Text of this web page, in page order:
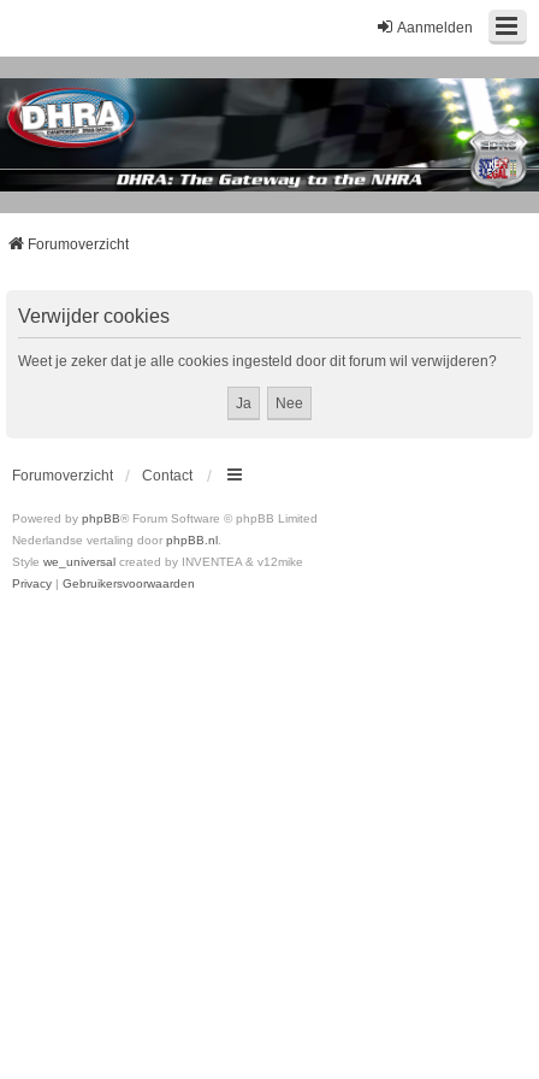
Aanmelden
Forumoverzicht
Verwijder cookies
Weet je zeker dat je alle cookies ingesteld door dit forum wil verwijderen?
Forumoverzicht Contact
Powered by phpBB® Forum Software © phpBB Limited
Nederlandse vertaling door phpBB.nl
Style we_universal created by INVENTEA & v12mike
Privacy | Gebruikersvoorwaarden